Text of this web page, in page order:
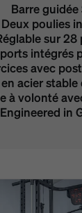
Barre guidée
Deux poulies
sur
intégrés
avec
acier
à volonté
Engineered in